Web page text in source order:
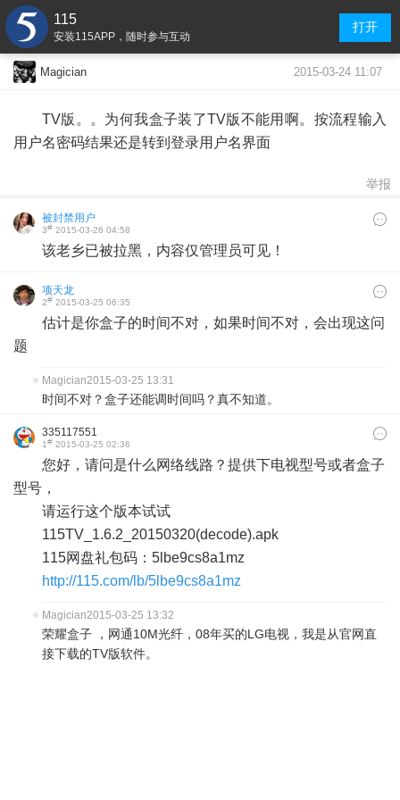
115
安装115APP，随时参与互动
打开
Magician 2015-03-24 11:07
TV版。。为何我盒子装了TV版不能用啊。按流程输入
用户名密码结果还是转到登录用户名界面
举报
被封禁用户
3# 2015-03-26 04:58
该老乡已被拉黑，内容仅管理员可见！
项天龙
2# 2015-03-25 06:35
估计是你盒子的时间不对，如果时间不对，会出现这问
题
Magician2015-03-25 13:31
时间不对？盒子还能调时间吗？真不知道。
335117551
1# 2015-03-25 02:36
您好，请问是什么网络线路？提供下电视型号或者盒子
型号，
请运行这个版本试试
115TV_1.6.2_20150320(decode).apk
115网盘礼包码：5lbe9cs8a1mz
http://115.com/lb/5lbe9cs8a1mz
Magician2015-03-25 13:32
荣耀盒子 ，网通10M光纤，08年买的LG电视，我是从官网直
接下载的TV版软件。